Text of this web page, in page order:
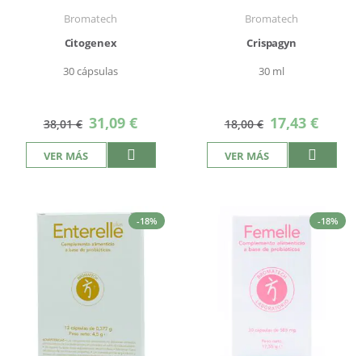
Bromatech
Citogenex
30 cápsulas
38,01 € Precio
especial
31,09 €
VER MÁS
Bromatech
Crispagyn
30 ml
18,00 € Precio
especial
17,43 €
VER MÁS
-18% -18%